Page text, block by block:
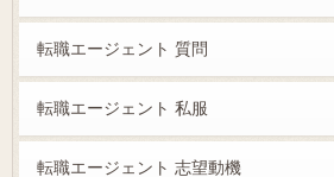
転職エージェント 質問
転職エージェント 私服
転職エージェント 志望動機